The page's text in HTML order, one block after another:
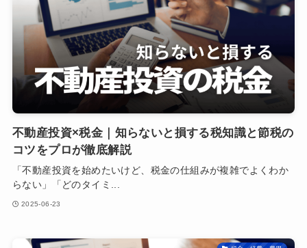
不動産投資×税金｜知らないと損する税知識と節税の
コツをプロが徹底解説
「不動産投資を始めたいけど、税金の仕組みが複雑でよくわか
らない」「どのタイミ...
2025-06-23